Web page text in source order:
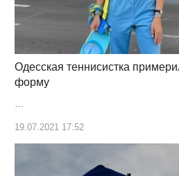
Одесская теннисистка
форму
…
19.07.2021 17:52